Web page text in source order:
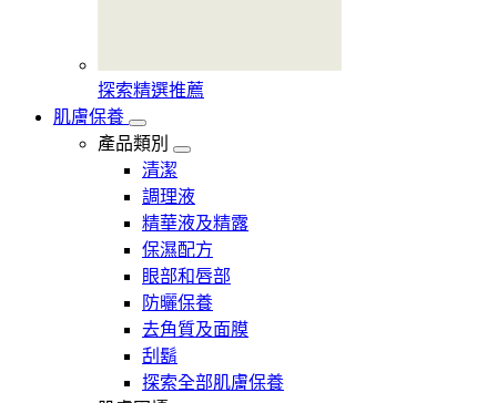
探索精選推薦
肌膚保養
產品類別
清潔
調理液
精華液及精露
保濕配方
眼部和唇部
防曬保養
去角質及面膜
刮鬍
探索全部肌膚保養